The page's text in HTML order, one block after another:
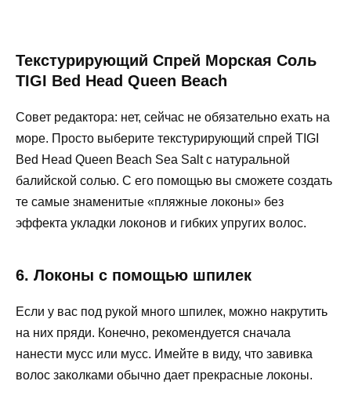
Текстурирующий Спрей Морская Соль
TIGI Bed Head Queen Beach
Совет редактора: нет, сейчас не обязательно ехать на
море. Просто выберите текстурирующий спрей TIGI
Bed Head Queen Beach Sea Salt с натуральной
балийской солью. С его помощью вы сможете создать
те самые знаменитые «пляжные локоны» без
эффекта укладки локонов и гибких упругих волос.
6. Локоны с помощью шпилек
Если у вас под рукой много шпилек, можно накрутить
на них пряди. Конечно, рекомендуется сначала
нанести мусс или мусс. Имейте в виду, что завивка
волос заколками обычно дает прекрасные локоны.